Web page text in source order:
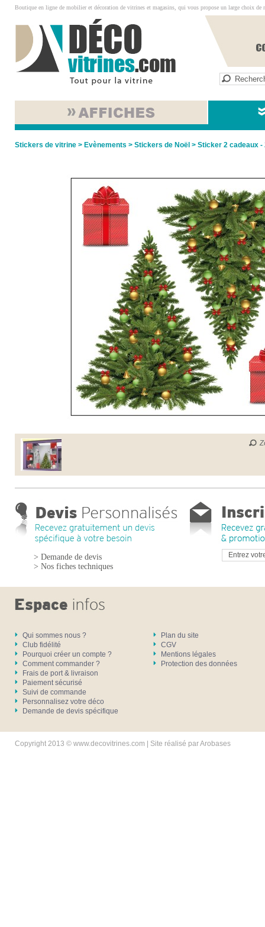
Boutique en ligne de mobilier et décoration de vitrines et magasins, qui vous propose un large choix de
Stickers de vitrine > Evènements > Stickers de Noël > Sticker 2 cadeaux -
> Demande de devis
> Nos fiches techniques
Qui sommes nous ?
Club fidélité
Pourquoi créer un compte ?
Comment commander ?
Frais de port & livraison
Paiement sécurisé
Suivi de commande
Personnalisez votre déco
Demande de devis spécifique
Plan du site
CGV
Mentions légales
Protection des données
Copyright 2013 © www.decovitrines.com | Site réalisé parArobases